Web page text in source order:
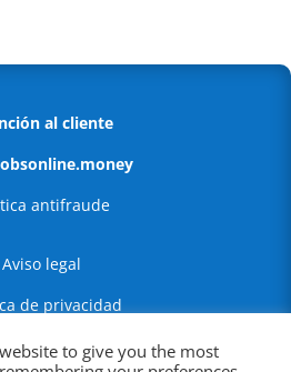
al cliente
antifraude
Aviso legal
de privacidad
de Cookies
to give you the most